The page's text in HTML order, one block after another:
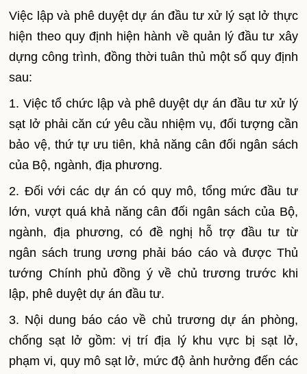
Việc lập và phê duyệt dự án đầu tư xử lý sạt lở thực
hiện theo quy định hiện hành về quản lý đầu tư xây
dựng công trình, đồng thời tuân thủ một số quy định
sau:
1. Việc tổ chức lập và phê duyệt dự án đầu tư xử lý
sạt lở phải căn cứ yêu cầu nhiệm vụ, đối tượng cần
bảo vệ, thứ tự ưu tiên, khả năng cân đối ngân sách
của Bộ, ngành, địa phương.
2. Đối với các dự án có quy mô, tổng mức đầu tư
lớn, vượt quá khả năng cân đối ngân sách của Bộ,
ngành, địa phương, có đề nghị hỗ trợ đầu tư từ
ngân sách trung ương phải báo cáo và được Thủ
tướng Chính phủ đồng ý về chủ trương trước khi
lập, phê duyệt dự án đầu tư.
3. Nội dung báo cáo về chủ trương dự án phòng,
chống sạt lở gồm: vị trí địa lý khu vực bị sạt lở,
phạm vi, quy mô sạt lở, mức độ ảnh hưởng đến các